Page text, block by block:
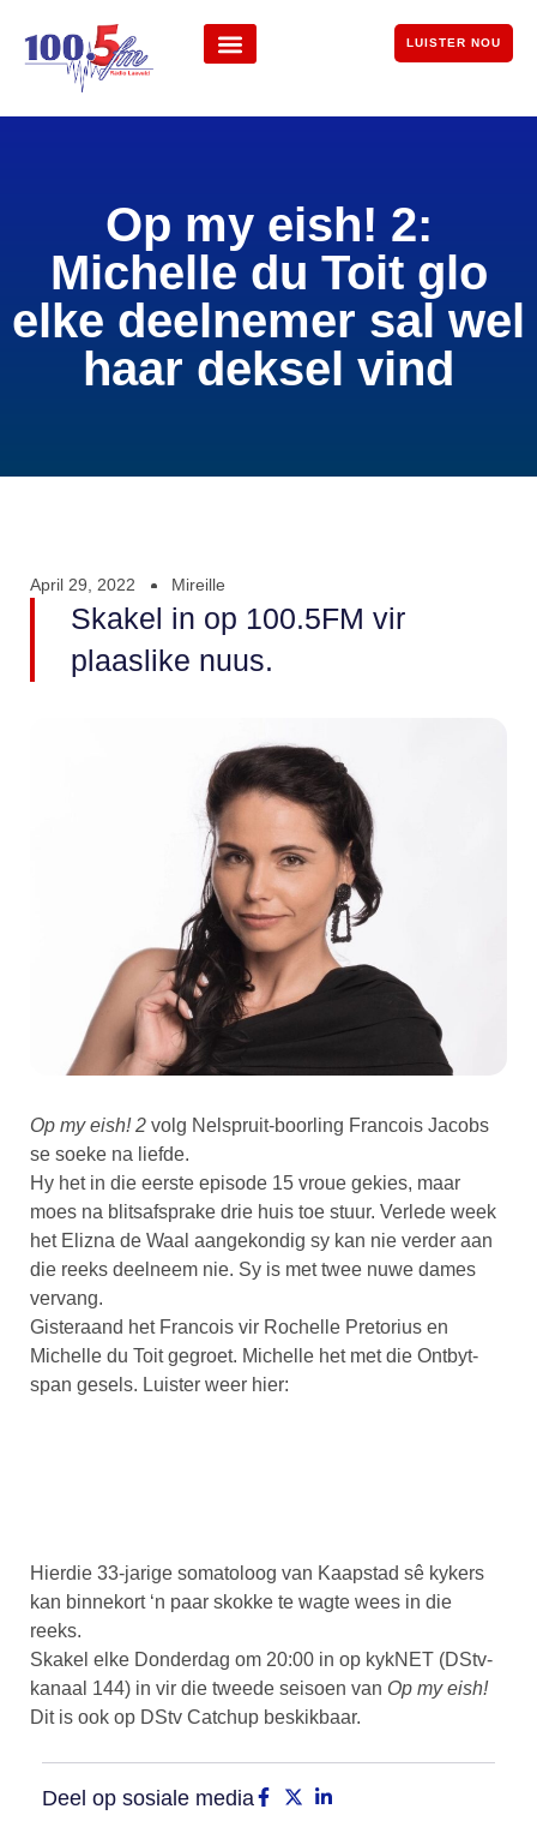
LUISTER NOU
Op my eish! 2:
Michelle du Toit glo
elke deelnemer sal wel
haar deksel vind
April 29, 2022 Mireille
Skakel in op 100.5FM vir
plaaslike nuus.
Op my eish! 2 volg Nelspruit-boorling Francois Jacobs
se soeke na liefde.
Hy het in die eerste episode 15 vroue gekies, maar
moes na blitsafsprake drie huis toe stuur. Verlede week
het Elizna de Waal aangekondig sy kan nie verder aan
die reeks deelneem nie. Sy is met twee nuwe dames
vervang.
Gisteraand het Francois vir Rochelle Pretorius en
Michelle du Toit gegroet. Michelle het met die Ontbyt-
span gesels. Luister weer hier:
Hierdie 33-jarige somatoloog van Kaapstad sê kykers
kan binnekort ‘n paar skokke te wagte wees in die
reeks.
Skakel elke Donderdag om 20:00 in op kykNET (DStv-
kanaal 144) in vir die tweede seisoen van Op my eish!
Dit is ook op DStv Catchup beskikbaar.
Deel op sosiale media